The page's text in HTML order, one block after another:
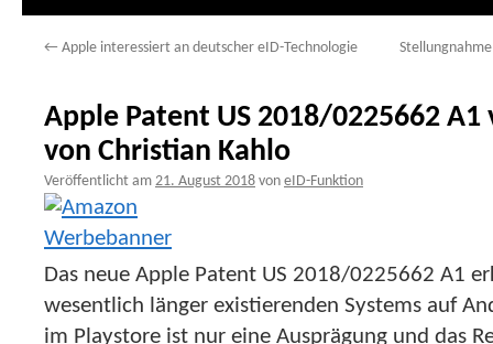
← Apple interessiert an deutscher eID-Technologie
Apple Patent US 2018/0225662
von Christian Kahlo
Veröffentlicht am 21. August 2018 von eID-Funktion
Das neue Apple Patent US 2018/0225662 A1
wesentlich länger existierenden Systems auf
im Playstore ist nur eine Ausprägung und das